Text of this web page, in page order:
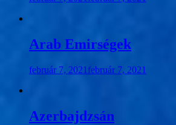
Arab Emirségek
február 7, 2021 február 7, 2021
Azerbajdzsán